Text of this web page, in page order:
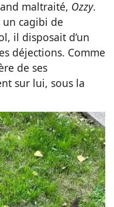
maltraité, Ozzy.
cagibi de
il disposait d’un
déjections. Comme
de ses
sur lui, sous la